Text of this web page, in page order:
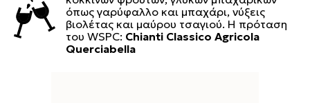
όπως γαρύφαλλο και μπαχάρι, νύξεις
βιολέτας και μαύρου τσαγιού. Η πρόταση
του WSPC: Chianti Classico Agricola
Querciabella